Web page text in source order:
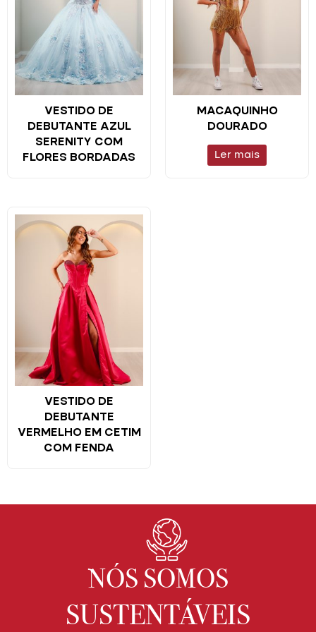
VESTIDO DE
DEBUTANTE AZUL
SERENITY COM
FLORES BORDADAS
MACAQUINHO
DOURADO
Ler mais
VESTIDO DE
DEBUTANTE
VERMELHO EM CETIM
COM FENDA
NÓS SOMOS
SUSTENTÁVEIS